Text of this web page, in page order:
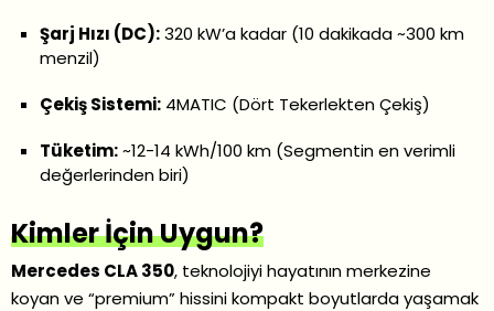
Şarj Hızı (DC):320 kW’a kadar (10 dakikada ~300 km
menzil)
Çekiş Sistemi: 4MATIC (Dört Tekerlekten Çekiş)
Tüketim:~12-14 kWh/100 km (Segmentin en verimli
değerlerinden biri)
Kimler İçin Uygun?
Mercedes CLA 350, teknolojiyi hayatının merkezine
koyan ve “premium” hissini kompakt boyutlarda yaşamak